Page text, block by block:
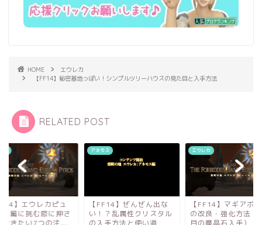
HOME
エウレカ
【FF14】秘密基地っぽい！シンプルツリーハウスの見た目と入手方法
RELATED POST
】エウレカピュ
ス編に挑む際に押さ
アネモス
【FF14】ぜんぜん出な
い！？乱属性クリスタル
エウレカ
【FF14】マギアボ
の改良・強化方法（